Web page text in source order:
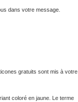
dans votre message.
gratuits sont mis à votre
coloré en jaune. Le terme